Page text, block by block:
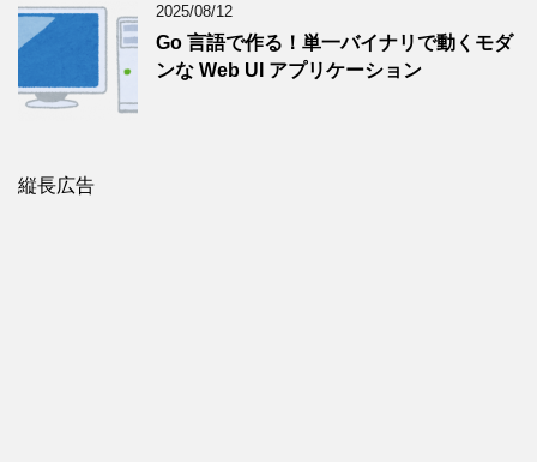
2025/08/12
Go 言語で作る！単一バイナリで動くモダ
ンな Web UI アプリケーション
縦長広告